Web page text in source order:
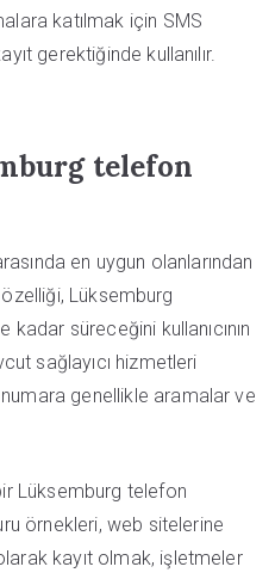
katılmak için SMS
gerektiğinde kullanılır.
telefon
en uygun olanlarından
Lüksemburg
kadar süreceğini kullanıcının
sağlayıcı hizmetleri
genellikle aramalar ve
Lüksemburg telefon
örnekleri, web sitelerine
kayıt olmak, işletmeler